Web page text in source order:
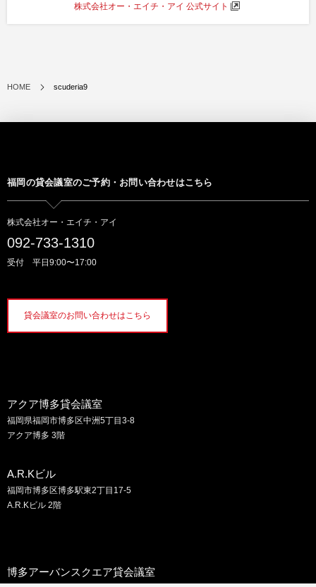
株式会社オー・エイチ・アイ 公式サイト
HOME scuderia9
福岡の貸会議室のご予約・お問い合わせはこちら
株式会社オー・エイチ・アイ
092-733-1310
受付 平日9:00〜17:00
貸会議室のお問い合わせはこちら
アクア博多貸会議室
福岡県福岡市博多区中洲5丁目3-8
アクア博多 3階
A.R.Kビル
福岡市博多区博多駅東2丁目17-5
A.R.Kビル 2階
博多アーバンスクエア貸会議室